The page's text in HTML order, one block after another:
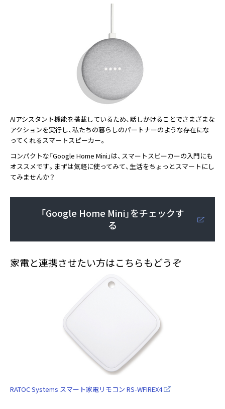
AIアシスタント機能を搭載しているため、話しかけることでさまざまな
アクションを実行し、私たちの暮らしのパートナーのような存在にな
ってくれるスマートスピーカー。
コンパクトな「Google Home Mini」は、スマートスピーカーの入門にも
オススメです。まずは気軽に使ってみて、生活をちょっとスマートにし
てみませんか？
「Google Home Mini」をチェックす
る
家電と連携させたい方はこちらもどうぞ
RATOC Systems スマート家電リモコン RS-WFIREX4